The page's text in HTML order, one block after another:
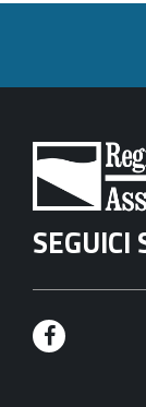
SEGUICI
F